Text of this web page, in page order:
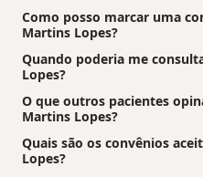
Como posso marcar uma
Martins Lopes?
Quando poderia me
Lopes?
O que outros pacientes
Martins Lopes?
Quais são os convênios
Lopes?